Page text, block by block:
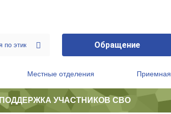
Обращение
Местные отделения Приемная
ПОДДЕРЖКА УЧАСТНИКОВ СВО